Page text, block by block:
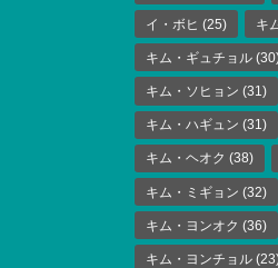
イ・ボヒ (25) キ
キム・ギュチョル
キム・ソヒョン (31)
キム・ハギュン (31)
キム・ヘオク (38)
キム・ミギョン (32)
キム・ヨンオク (36)
キム・ヨンチョル